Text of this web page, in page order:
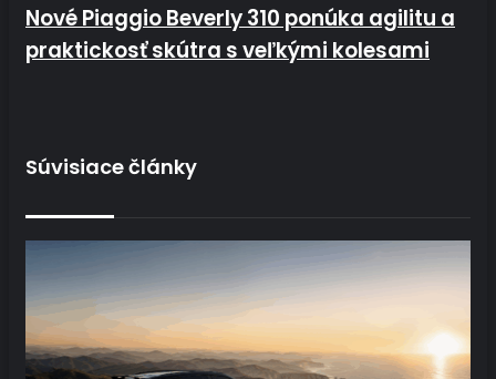
Nové Piaggio Beverly 310 ponúka agilitu a praktickosť skútra s
veľkými kolesami
Nové Piaggio Beverly 310 ponúka agilitu a
praktickosť skútra s veľkými kolesami
Súvisiace články